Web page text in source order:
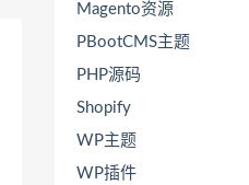
Magento资源
PBootCMS主题
PHP源码
Shopify
WP主题
WP插件